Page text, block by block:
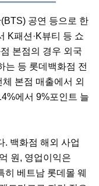
공연 등으로 한
K패션·K뷰티 등 쇼
본점의 경우 외국
는 등 롯데백화점 전
본점 매출에서 외
에서 9%포인트 늘
. 백화점 해외 사업
원, 영업이익은
베트남 롯데몰 웨